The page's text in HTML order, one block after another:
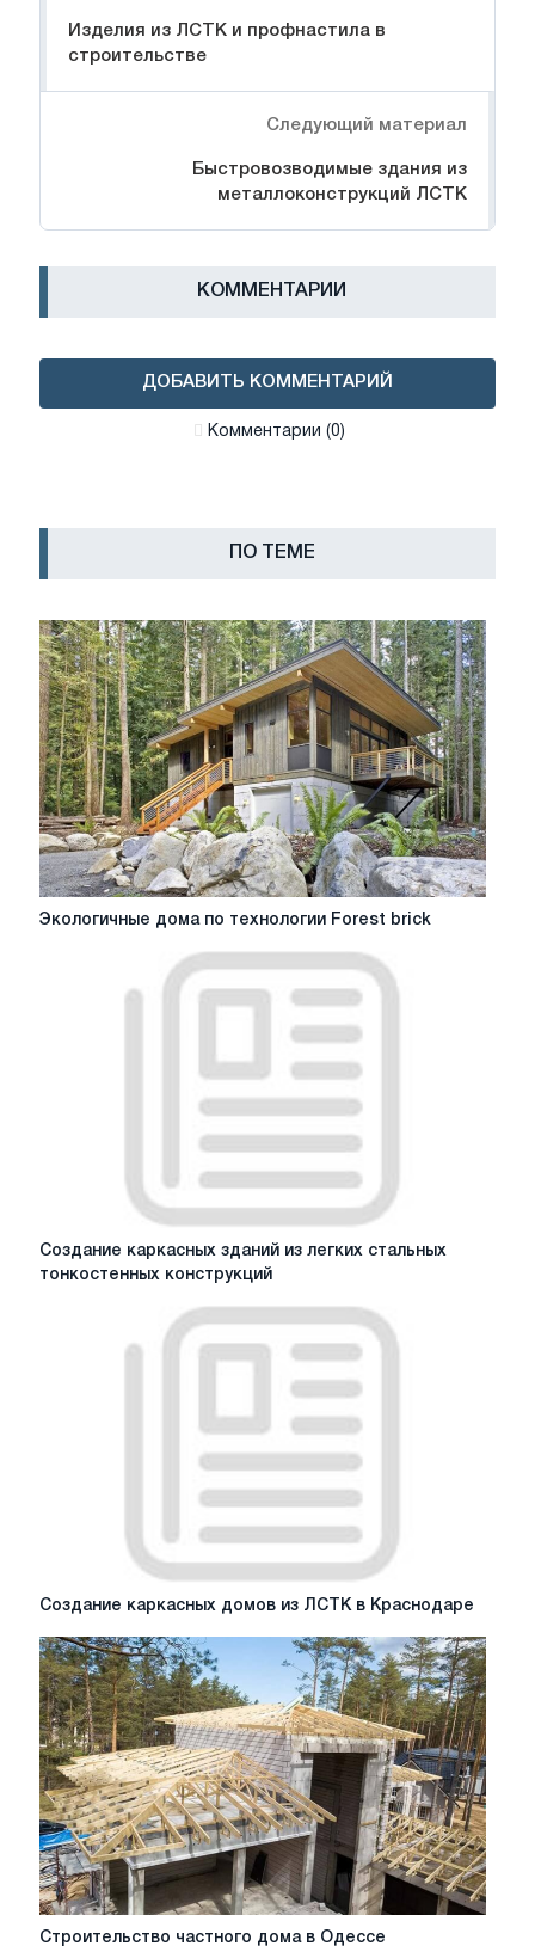
Изделия из ЛСТК и профнастила в
строительстве
Следующий материал
Быстровозводимые здания из
металлоконструкций ЛСТК
КОММЕНТАРИИ
ДОБАВИТЬ КОММЕНТАРИЙ
Комментарии (0)
ПО ТЕМЕ
Экологичные
Экологичные дома по технологии Forest brick
Создание
Создание каркасных зданий из легких стальных
тонкостенных конструкций
Создание
домов
из
ЛСТК
в
Краснодаре
Создание каркасных домов из ЛСТК в Краснодаре
Строительство
частного
Строительство частного дома в Одессе